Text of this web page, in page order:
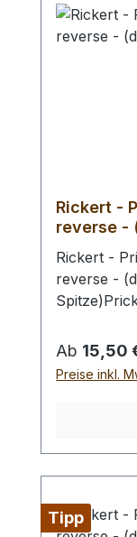
Rickert -
reverse -
Rickert -
reverse -
zu
ein
erzielen
rückseitig:
Fertigung.
Regulärer
Ab 15,50
Preise inkl.
Tipp